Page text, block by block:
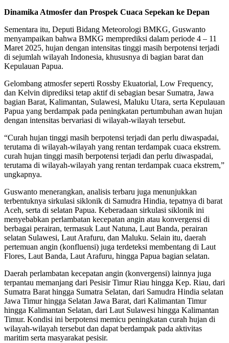
Dinamika Atmosfer dan Prospek Cuaca Sepekan ke Depan
Sementara itu, Deputi Bidang Meteorologi BMKG, Guswanto
menyampaikan bahwa BMKG memprediksi dalam periode 4 – 11
Maret 2025, hujan dengan intensitas tinggi masih berpotensi terjadi
di sejumlah wilayah Indonesia, khususnya di bagian barat dan
Kepulauan Papua.
Gelombang atmosfer seperti Rossby Ekuatorial, Low Frequency,
dan Kelvin diprediksi tetap aktif di sebagian besar Sumatra, Jawa
bagian Barat, Kalimantan, Sulawesi, Maluku Utara, serta Kepulauan
Papua yang berdampak pada peningkatan pertumbuhan awan hujan
dengan intensitas bervariasi di wilayah-wilayah tersebut.
“Curah hujan tinggi masih berpotensi terjadi dan perlu diwaspadai,
terutama di wilayah-wilayah yang rentan terdampak cuaca ekstrem.
curah hujan tinggi masih berpotensi terjadi dan perlu diwaspadai,
terutama di wilayah-wilayah yang rentan terdampak cuaca ekstrem,”
ungkapnya.
Guswanto menerangkan, analisis terbaru juga menunjukkan
terbentuknya sirkulasi siklonik di Samudra Hindia, tepatnya di barat
Aceh, serta di selatan Papua. Keberadaan sirkulasi siklonik ini
menyebabkan perlambatan kecepatan angin atau konvergensi di
berbagai perairan, termasuk Laut Natuna, Laut Banda, perairan
selatan Sulawesi, Laut Arafuru, dan Maluku. Selain itu, daerah
pertemuan angin (konfluensi) juga terdeteksi membentang di Laut
Flores, Laut Banda, Laut Arafuru, hingga Papua bagian selatan.
Daerah perlambatan kecepatan angin (konvergensi) lainnya juga
terpantau memanjang dari Pesisir Timur Riau hingga Kep. Riau, dari
Sumatra Barat hingga Sumatra Selatan, dari Samudra Hindia selatan
Jawa Timur hingga Selatan Jawa Barat, dari Kalimantan Timur
hingga Kalimantan Selatan, dari Laut Sulawesi hingga Kalimantan
Timur. Kondisi ini berpotensi memicu peningkatan curah hujan di
wilayah-wilayah tersebut dan dapat berdampak pada aktivitas
maritim serta masyarakat pesisir.